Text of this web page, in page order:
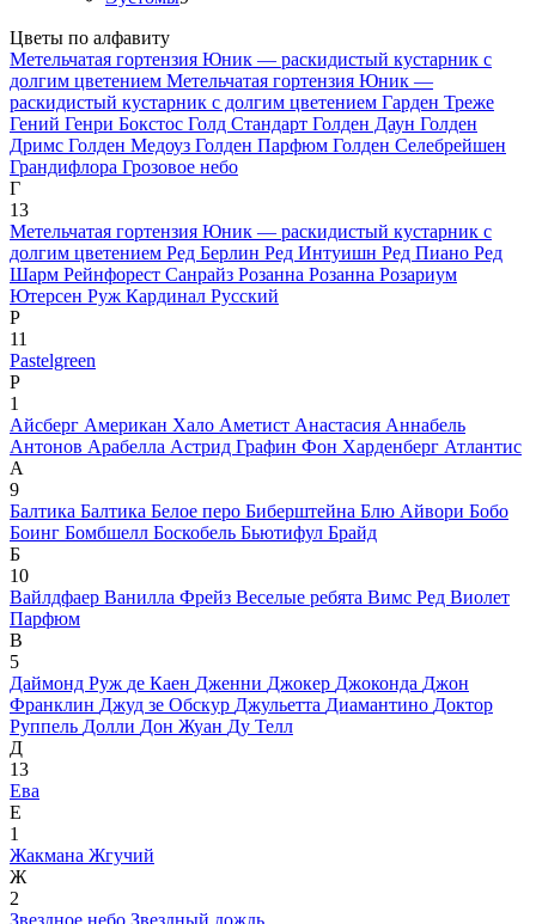
Цветы по алфавиту
Метельчатая гортензия Юник — раскидистый кустарник с
долгим цветением Метельчатая гортензия Юник —
раскидистый кустарник с долгим цветением Гарден Треже
Гений Генри Бокстос Голд Стандарт Голден Даун Голден
Дримс Голден Медоуз Голден Парфюм Голден Селебрейшен
Грандифлора Грозовое небо
Г
13
Метельчатая гортензия Юник — раскидистый кустарник с
долгим цветением Ред Берлин Ред Интуишн Ред Пиано Ред
Шарм Рейнфорест Санрайз Розанна Розанна Розариум
Ютерсен Руж Кардинал Русский
Р
11
Pastelgreen
P
1
Айсберг Американ Хало Аметист Анастасия Аннабель
Антонов Арабелла Астрид Графин Фон Харденберг Атлантис
А
9
Балтика Балтика Белое перо Биберштейна Блю Айвори Бобо
Боинг Бомбшелл Боскобель Бьютифул Брайд
Б
10
Вайлдфаер Ванилла Фрейз Веселые ребята Вимс Ред Виолет
Парфюм
В
5
Даймонд Руж де Каен Дженни Джокер Джоконда Джон
Франклин Джуд зе Обскур Джульетта Диамантино Доктор
Руппель Долли Дон Жуан Ду Телл
Д
13
Ева
Е
1
Жакмана Жгучий
Ж
2
Звездное небо Звездный дождь